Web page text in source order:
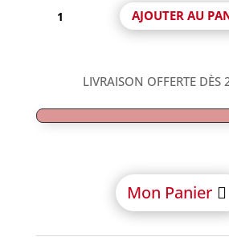
Rotationnelle
Vic
AJOUTER AU
LIVRAISON OFFERTE DÈS
Mon Panier